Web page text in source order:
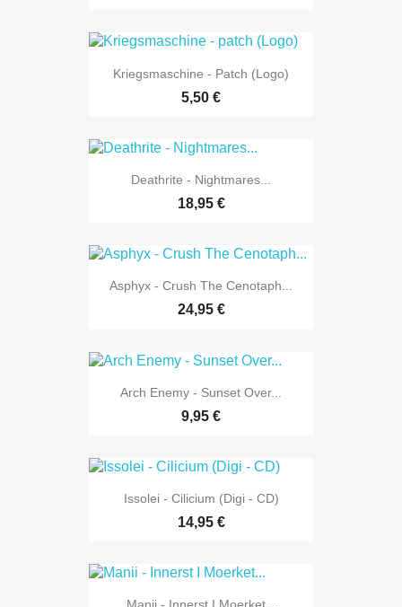
Kriegsmaschine - Patch (Logo)
5,50 €
Deathrite - Nightmares...
18,95 €
Asphyx - Crush The Cenotaph...
24,95 €
Arch Enemy - Sunset Over...
9,95 €
Issolei - Cilicium (Digi - CD)
14,95 €